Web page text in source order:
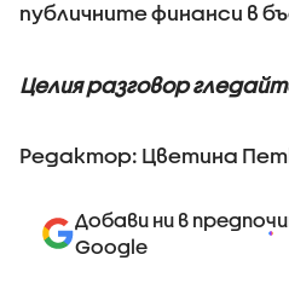
публичните финанси в
Целия разговор
Редактор: Цветина
Добави ни в
Google